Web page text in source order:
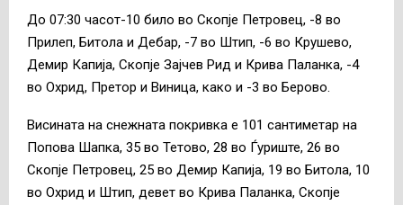
До 07:30 часот-10 било во Скопје Петровец, -8 во
Прилеп, Битола и Дебар, -7 во Штип, -6 во Крушево,
Демир Капија, Скопје Зајчев Рид и Крива Паланка, -4
во Охрид, Претор и Виница, како и -3 во Берово.
Висината на снежната покривка е 101 сантиметар на
Попова Шапка, 35 во Тетово, 28 во Ѓуриште, 26 во
Скопје Петровец, 25 во Демир Капија, 19 во Битола, 10
во Охрид и Штип, девет во Крива Паланка, Скопје